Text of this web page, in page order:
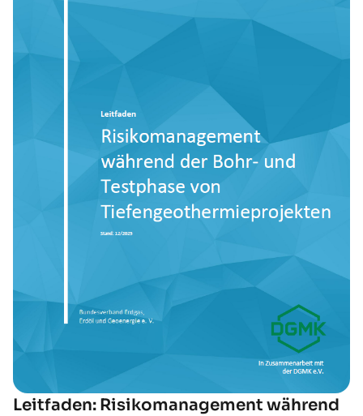
Leitfaden: Risikomanagement während